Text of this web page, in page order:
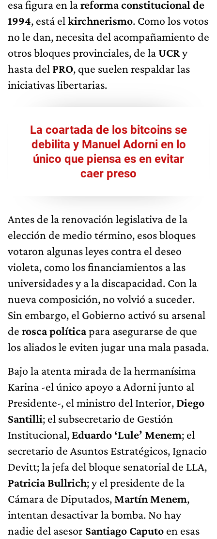
esa figura en lareforma constitucional de
1994, está el kirchnerismo. Como los votos
no le dan, necesita del acompañamiento de
otros bloques provinciales, de laUCRy
hasta del PRO, que suelen respaldar las
iniciativas libertarias.
La coartada de los bitcoins se
debilita y Manuel Adorni en lo
único que piensa es en evitar
caer preso
Antes de la renovación legislativa de la
elección de medio término, esos bloques
votaron algunas leyes contra el deseo
violeta, como los financiamientos a las
universidades y a la discapacidad. Con la
nueva composición, no volvió a suceder.
Sin embargo, el Gobierno activó su arsenal
de rosca políticapara asegurarse de que
los aliados le eviten jugar una mala pasada.
Bajo la atenta mirada de la hermanísima
Karina -el único apoyo a Adorni junto al
Presidente-, el ministro del Interior, Diego
Santilli; el subsecretario de Gestión
Institucional, Eduardo ‘Lule’ Menem; el
secretario de Asuntos Estratégicos, Ignacio
Devitt; la jefa del bloque senatorial de LLA,
Patricia Bullrich; y el presidente de la
Cámara de Diputados, Martín Menem,
intentan desactivar la bomba. No hay
nadie del asesor Santiago Caputo en esas